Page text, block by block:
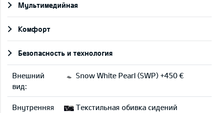
Мультимедийная
Комфорт
Безопасность и технология
Внешний
вид:
Snow White Pearl (SWP) +450 €
Внутренняя
Текстильная обивка сидений